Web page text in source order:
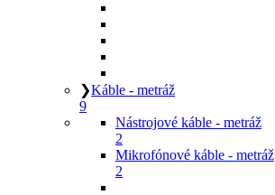
❯Káble - metráž
9
Nástrojové káble - metráž
2
Mikrofónové káble - metráž
2